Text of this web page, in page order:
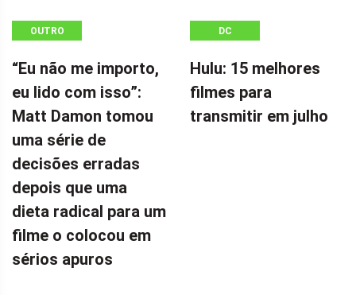
OUTRO
“Eu não me importo,
eu lido com isso”:
Matt Damon tomou
uma série de
decisões erradas
depois que uma
dieta radical para um
filme o colocou em
sérios apuros
DC
Hulu: 15 melhores
filmes para
transmitir em julho